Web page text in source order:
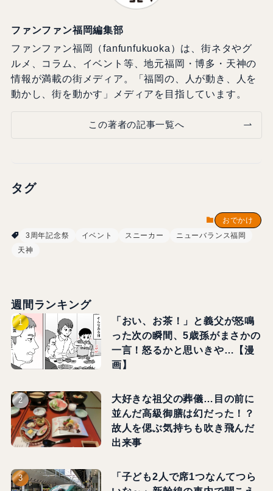
ファンファン福岡編集部
ファンファン福岡（fanfunfukuoka）は、街ネタやグ
ルメ、コラム、イベント等、地元福岡・博多・天神の
情報が満載の街メディア。「福岡の、人が動き、人を
動かし、街を動かす」メディアを目指しています。
この著者の記事一覧へ
タグ
おでかけ
3周年記念祭
イベント スニーカー
ニューバランス福岡
天神
週間ランキング
「おい、お茶！」と義父が怒鳴
った次の瞬間、5歳孫がまさかの
一言！怒るかと思いきや…【漫
画】
大好きな祖父の葬儀…目の前に
並んだ高級御膳は幻だった！？
故人を偲ぶ気持ちも吹き飛んだ
出来事
「子ども2人で席1つなんてつら